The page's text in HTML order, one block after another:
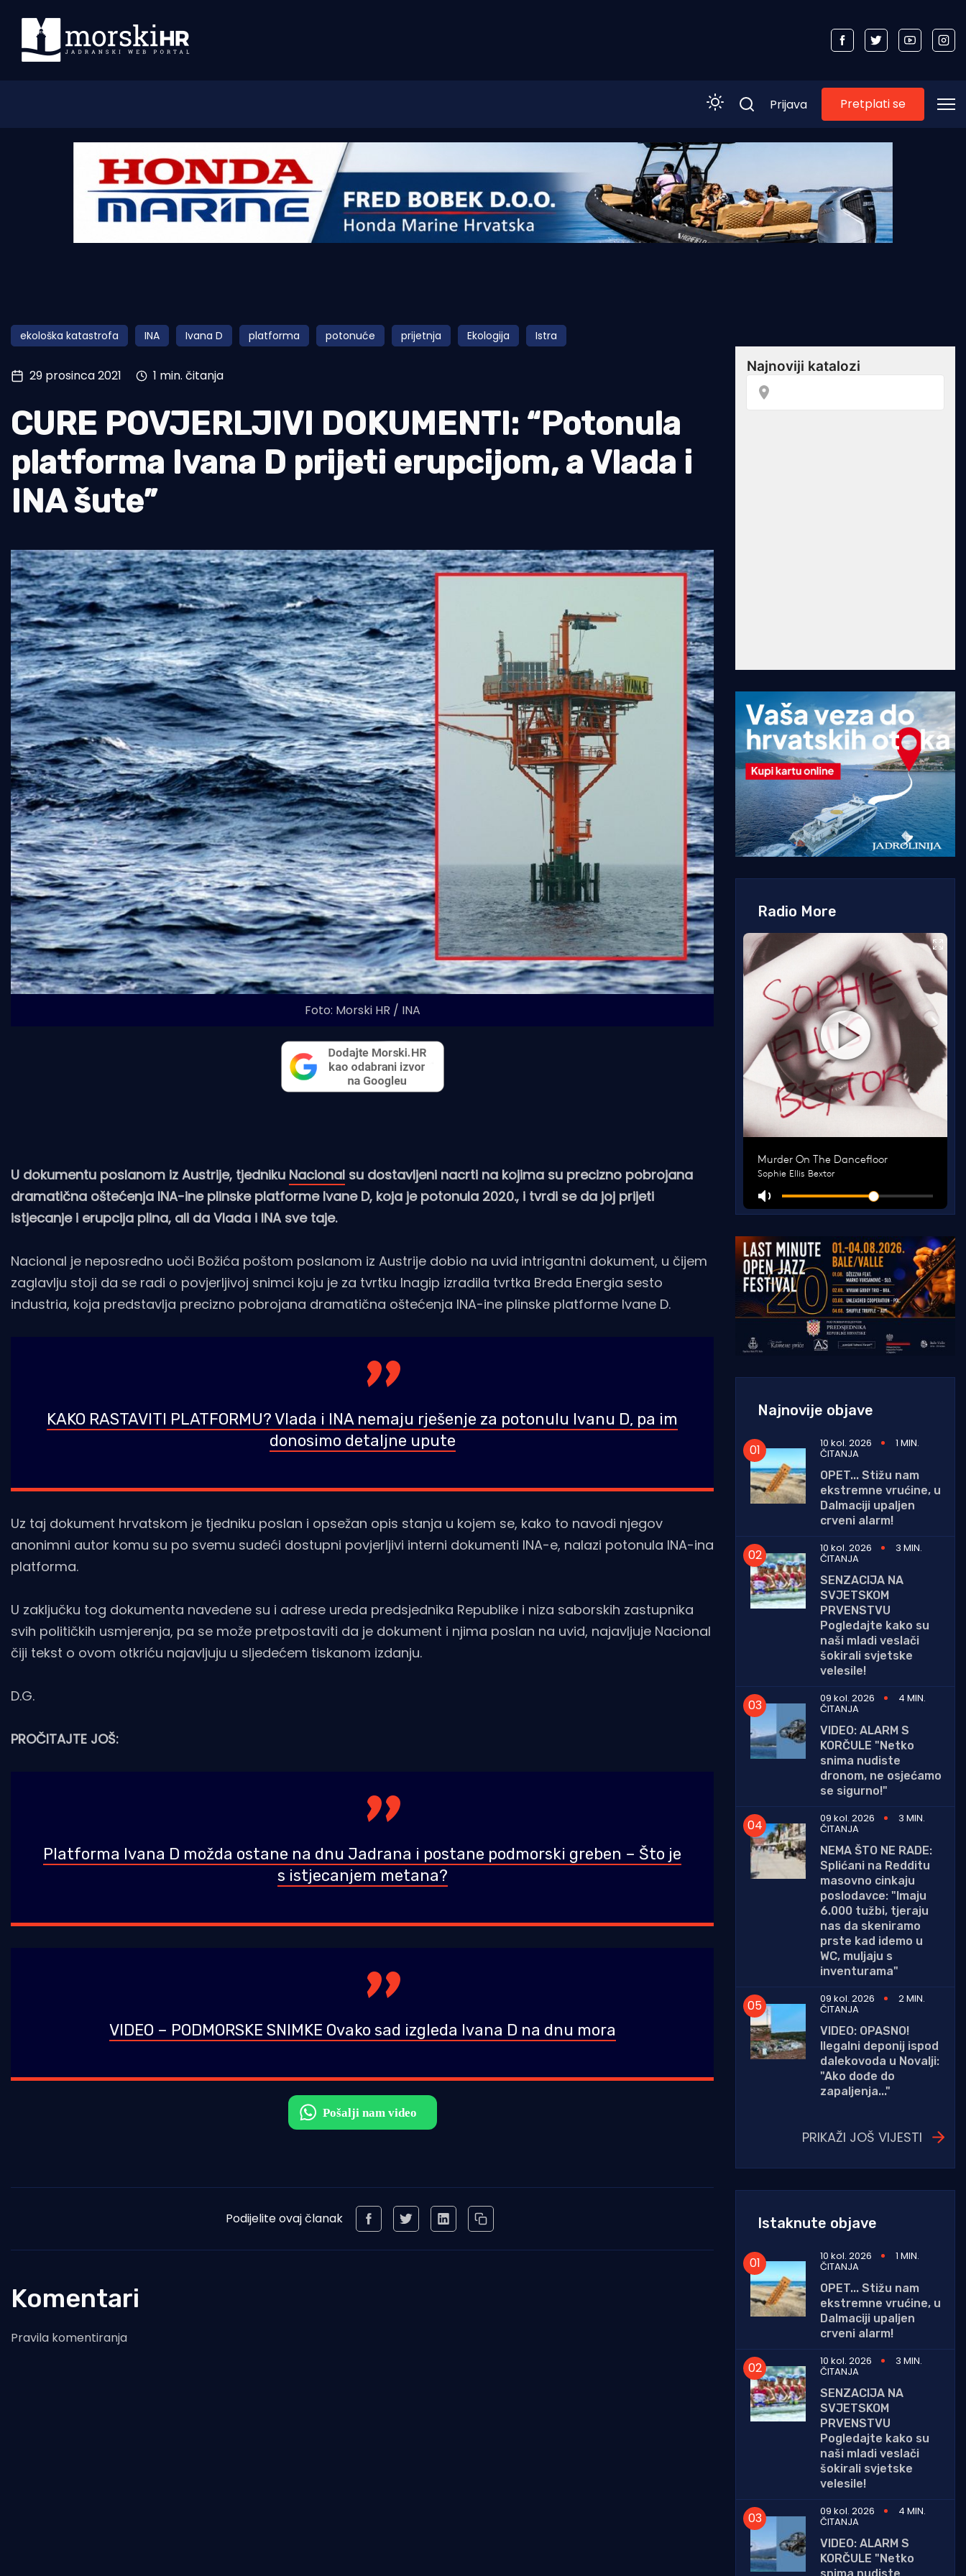
Morski plus
Pomorstvo
Ribolov
Tradicija i kultura
Prijava Pretplati se
ekološka katastrofa INA Ivana D platforma potonuće prijetnja Ekologija Istra
29 prosinca 2021 1 min. čitanja
CURE POVJERLJIVI DOKUMENTI: “Potonula
platforma Ivana D prijeti erupcijom, a Vlada i
INA šute”
Foto: Morski HR / INA
U dokumentu poslanom iz Austrije, tjedniku Nacional su dostavljeni nacrti na kojima su precizno pobrojana
dramatična oštećenja INA-ine plinske platforme Ivane D, koja je potonula 2020., i tvrdi se da joj prijeti
istjecanje i erupcija plina, ali da Vlada i INA sve taje.
Nacional je neposredno uoči Božića poštom poslanom iz Austrije dobio na uvid intrigantni dokument, u čijem
zaglavlju stoji da se radi o povjerljivoj snimci koju je za tvrtku Inagip izradila tvrtka Breda Energia sesto
industria, koja predstavlja precizno pobrojana dramatična oštećenja INA-ine plinske platforme Ivane D.
KAKO RASTAVITI PLATFORMU? Vlada i INA nemaju rješenje za potonulu Ivanu D, pa im
donosimo detaljne upute
Uz taj dokument hrvatskom je tjedniku poslan i opsežan opis stanja u kojem se, kako to navodi njegov
anonimni autor komu su po svemu sudeći dostupni povjerljivi interni dokumenti INA-e, nalazi potonula INA-ina
platforma.
U zaključku tog dokumenta navedene su i adrese ureda predsjednika Republike i niza saborskih zastupnika
svih političkih usmjerenja, pa se može pretpostaviti da je dokument i njima poslan na uvid, najavljuje Nacional
čiji tekst o ovom otkriću najavljuju u sljedećem tiskanom izdanju.
D.G.
PROČITAJTE JOŠ:
Platforma Ivana D možda ostane na dnu Jadrana i postane podmorski greben – Što je
s istjecanjem metana?
VIDEO – PODMORSKE SNIMKE Ovako sad izgleda Ivana D na dnu mora
Podijelite ovaj članak
Komentari
Pravila komentiranja
Radio More
Najnovije objave
10 kol. 2026 1 MIN.
ČITANJA
OPET... Stižu nam
ekstremne vrućine, u
Dalmaciji upaljen
crveni alarm!
10 kol. 2026
3 MIN.
ČITANJA
SENZACIJA NA
SVJETSKOM
PRVENSTVU
Pogledajte kako su
naši mladi veslači
šokirali svjetske
velesile!
09 kol. 2026
4 MIN.
ČITANJA
VIDEO: ALARM S
KORČULE "Netko
snima nudiste
dronom, ne osjećamo
se sigurno!"
09 kol. 2026
3 MIN.
ČITANJA
NEMA ŠTO NE RADE:
Splićani na Redditu
masovno cinkaju
poslodavce: "Imaju
6.000 tužbi, tjeraju
nas da skeniramo
prste kad idemo u
WC, muljaju s
inventurama"
09 kol. 2026
2 MIN.
ČITANJA
VIDEO: OPASNO!
Ilegalni deponij ispod
dalekovoda u Novalji:
"Ako dođe do
zapaljenja..."
PRIKAŽI JOŠ VIJESTI
Istaknute objave
10 kol. 2026 1 MIN.
ČITANJA
OPET... Stižu nam
ekstremne vrućine, u
Dalmaciji upaljen
crveni alarm!
10 kol. 2026
3 MIN.
ČITANJA
SENZACIJA NA
SVJETSKOM
PRVENSTVU
Pogledajte kako su
naši mladi veslači
šokirali svjetske
velesile!
09 kol. 2026
4 MIN.
ČITANJA
VIDEO: ALARM S
KORČULE "Netko
snima nudiste